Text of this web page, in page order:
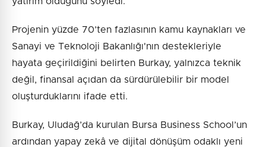
Projenin yüzde 70’ten fazlasının kamu kaynakları ve
Sanayi ve Teknoloji Bakanlığı'nın destekleriyle
hayata geçirildiğini belirten Burkay, yalnızca teknik
değil, finansal açıdan da sürdürülebilir bir model
oluşturduklarını ifade etti.
Burkay, Uludağ’da kurulan Bursa Business School’un
ardından yapay zekâ ve dijital dönüşüm odaklı yeni